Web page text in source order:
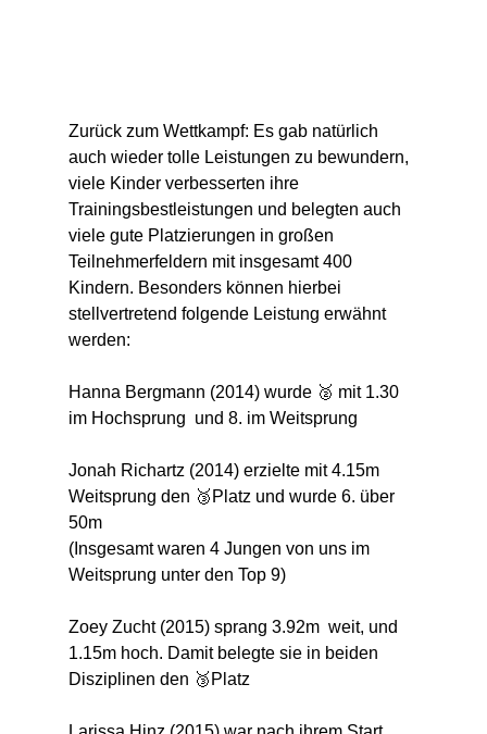
Zurück zum Wettkampf: Es gab natürlich
auch wieder tolle Leistungen zu bewundern,
viele Kinder verbesserten ihre
Trainingsbestleistungen und belegten auch
viele gute Platzierungen in großen
Teilnehmerfeldern mit insgesamt 400
Kindern. Besonders können hierbei
stellvertretend folgende Leistung erwähnt
werden:
Hanna Bergmann (2014) wurde 🥈 mit 1.30
im Hochsprung  und 8. im Weitsprung
Jonah Richartz (2014) erzielte mit 4.15m
Weitsprung den 🥉Platz und wurde 6. über
50m
(Insgesamt waren 4 Jungen von uns im
Weitsprung unter den Top 9)
Zoey Zucht (2015) sprang 3.92m  weit, und
1.15m hoch. Damit belegte sie in beiden
Disziplinen den 🥉Platz